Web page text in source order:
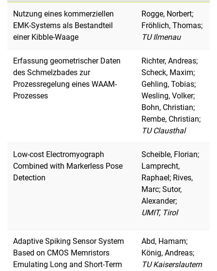
Nutzung eines kommerziellen
EMK-Systems als Bestandteil
einer Kibble-Waage
Rogge, Norbert;
Fröhlich, Thomas;
TU Ilmenau
Erfassung geometrischer Daten
des Schmelzbades zur
Prozessregelung eines WAAM-
Prozesses
Richter, Andreas;
Scheck, Maxim;
Gehling, Tobias;
Wesling, Volker;
Bohn, Christian;
Rembe, Christian;
TU Clausthal
Low-cost Electromyograph
Combined with Markerless Pose
Detection
Scheible, Florian;
Lamprecht,
Raphael; Rives,
Marc; Sutor,
Alexander;
UMIT, Tirol
Adaptive Spiking Sensor System
Based on CMOS Memristors
Emulating Long and Short-Term
Abd, Hamam;
König, Andreas;
TU Kaiserslautern